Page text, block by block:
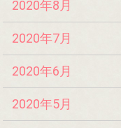
2020年8月
2020年7月
2020年6月
2020年5月